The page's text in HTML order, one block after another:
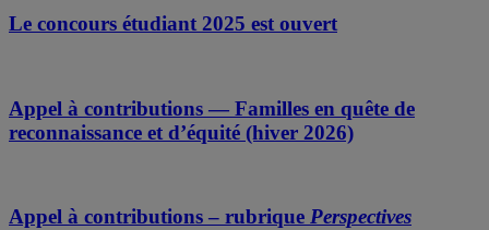
Le concours étudiant 2025 est ouvert
Appel à contributions — Familles en quête de
reconnaissance et d’équité (hiver 2026)
Appel à contributions – rubrique Perspectives